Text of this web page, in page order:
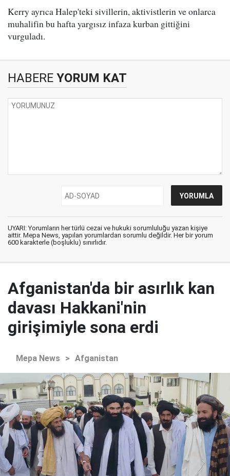
Kerry ayrıca Halep'teki sivillerin, aktivistlerin ve onlarca
muhalifin bu hafta yargısız infaza kurban gittiğini
vurguladı.
HABERE YORUM KAT
UYARI: Yorumların her türlü cezai ve hukuki sorumluluğu yazan kişiye
aittir. Mepa News, yapılan yorumlardan sorumlu değildir. Her bir yorum
600 karakterle (boşluklu) sınırlıdır.
Afganistan'da bir asırlık kan
davası Hakkani'nin
girişimiyle sona erdi
Mepa News > Afganistan